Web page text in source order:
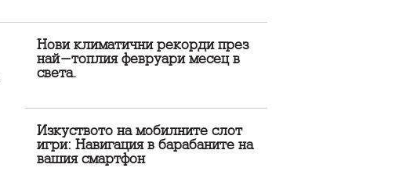
Нови климатични рекорди през
най-топлия февруари месец в
света.
Изкуството на мобилните слот
игри: Навигация в барабаните на
вашия смартфон